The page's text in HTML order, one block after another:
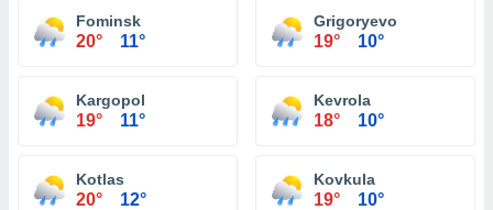
Fominsk
20° 11°
Grigoryevo
19° 10°
Kargopol
19° 11°
Kevrola
18° 10°
Kotlas
20° 12°
Kovkula
19° 10°